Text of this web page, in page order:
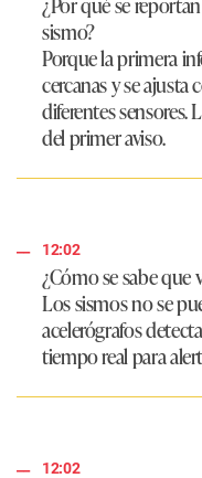
sismo?
Porque la primera
cercanas y se
diferentes sensores.
del primer aviso.
12:02
¿Cómo se sabe que
Los sismos no se
acelerógrafos
tiempo real para
12:02